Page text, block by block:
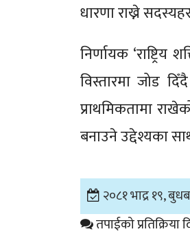
धारणा राख्ने
निर्णायक
विस्तारमा जोड
प्राथमिकतामा
बनाउने उद्देश्यका
२०८१ भाद्र १९,
तपाईको प्रतिक्रिया